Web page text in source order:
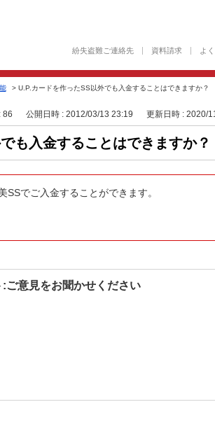
紛失盗難ご連絡先 資料請求 よ
> U.P.カードを作ったSS以外でも入金することはできますか？
86 公開日時 : 2012/03/13 23:19 更新日時 : 2020/
も入金することはできますか？
でご入金することができます。
:ご意見をお聞かせください